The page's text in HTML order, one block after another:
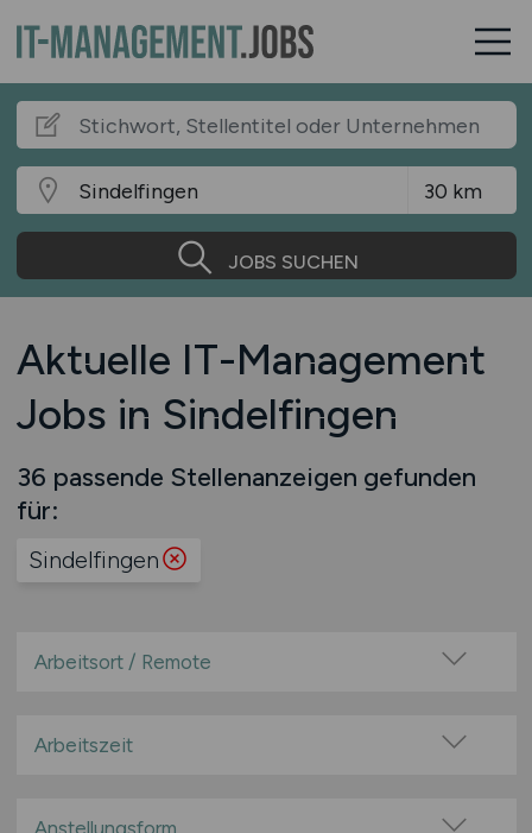
JOBS SUCHEN
Aktuelle IT-Management
Jobs in Sindelfingen
36 passende Stellenanzeigen gefunden
für:
Sindelfingen
Arbeitsort / Remote
Home-Office möglich / Hybrid
Arbeitszeit
Teilzeit
Anstellungsform